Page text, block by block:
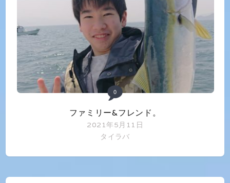
0
ファミリー&フレンド。
2021年5月11日
タイラバ